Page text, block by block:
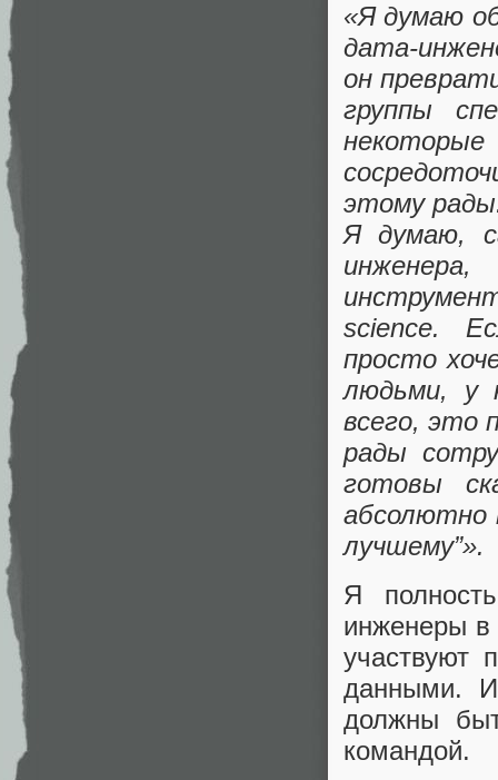
«Я думаю
дата-
он
группы
этому
Я думаю,
science.
просто
людьми, у
всего, это
рады
готовы
абсолютно
лучшему”».
Я
инженеры в
участвуют
данными.
должны
командой.